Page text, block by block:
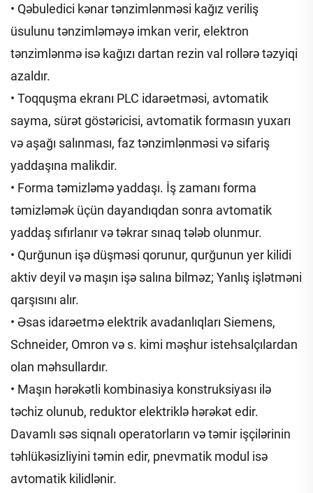
• Qəbuledici kənar tənzimlənməsi kağız veriliş
üsulunu tənzimləməyə imkan verir, elektron
tənzimlənmə isə kağızı dartan rezin val rollərə təzyiqi
azaldır.
• Toqquşma ekranı PLC idarəetməsi, avtomatik
sayma, sürət göstəricisi, avtomatik formasın yuxarı
və aşağı salınması, faz tənzimlənməsi və sifariş
yaddaşına malikdir.
• Forma təmizləmə yaddaşı. İş zamanı forma
təmizləmək üçün dayandıqdan sonra avtomatik
yaddaş sıfırlanır və təkrar sınaq tələb olunmur.
• Qurğunun işə düşməsi qorunur, qurğunun yer kilidi
aktiv deyil və maşın işə salına bilməz; Yanlış işlətməni
qarşısını alır.
• Əsas idarəetmə elektrik avadanlıqları Siemens,
Schneider, Omron və s. kimi məşhur istehsalçılardan
olan məhsullardır.
• Maşın hərəkətli kombinasiya konstruksiyası ilə
təchiz olunub, reduktor elektriklə hərəkət edir.
Davamlı səs siqnalı operatorların və təmir işçilərinin
təhlükəsizliyini təmin edir, pnevmatik modul isə
avtomatik kilidlənir.